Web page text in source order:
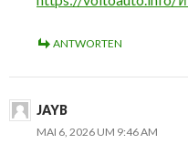
ANTWORTEN
JAYB
MAI 6, 2026 UM 9:46 AM